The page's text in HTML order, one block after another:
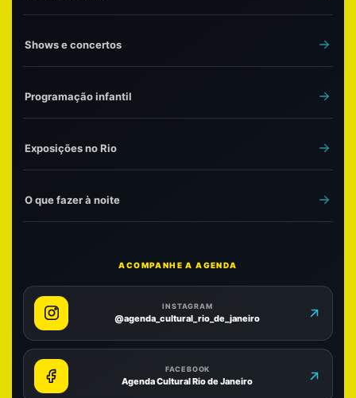
Shows e concertos
Programação infantil
Exposições no Rio
O que fazer à noite
ACOMPANHE A AGENDA
INSTAGRAM
@agenda_cultural_rio_de_janeiro
FACEBOOK
Agenda Cultural Rio de Janeiro